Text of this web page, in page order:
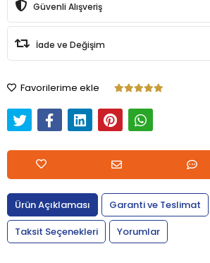
Güvenli Alışveriş
İade ve Değişim
Favorilerime ekle
Ürün Açıklaması
Garanti ve Teslimat
Taksit Seçenekleri
Yorumlar